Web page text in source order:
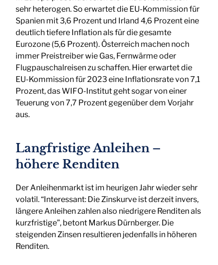
sehr heterogen. So erwartet die EU-Kommission für
Spanien mit 3,6 Prozent und Irland 4,6 Prozent eine
deutlich tiefere Inflation als für die gesamte
Eurozone (5,6 Prozent). Österreich machen noch
immer Preistreiber wie Gas, Fernwärme oder
Flugpauschalreisen zu schaffen. Hier erwartet die
EU-Kommission für 2023 eine Inflationsrate von 7,1
Prozent, das WIFO-Institut geht sogar von einer
Teuerung von 7,7 Prozent gegenüber dem Vorjahr
aus.
Langfristige Anleihen –
höhere Renditen
Der Anleihenmarkt ist im heurigen Jahr wieder sehr
volatil. “Interessant: Die Zinskurve ist derzeit invers,
längere Anleihen zahlen also niedrigere Renditen als
kurzfristige”, betont Markus Dürnberger. Die
steigenden Zinsen resultieren jedenfalls in höheren
Renditen.